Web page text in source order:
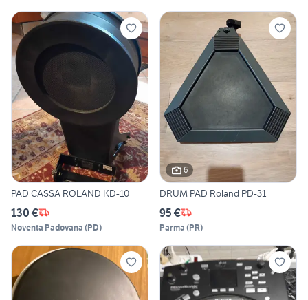
PAD CASSA ROLAND KD-10
130 €
Noventa Padovana (PD)
6
DRUM PAD Roland PD-31
95 €
Parma (PR)